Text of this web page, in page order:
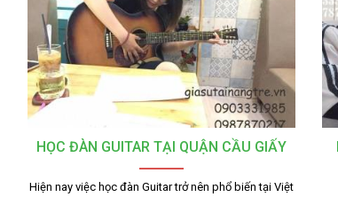
HỌC ĐÀN GUITAR TẠI QUẬN CẦU GIẤY
Hiện nay việc học đàn Guitar trở nên phổ biến tại Việt